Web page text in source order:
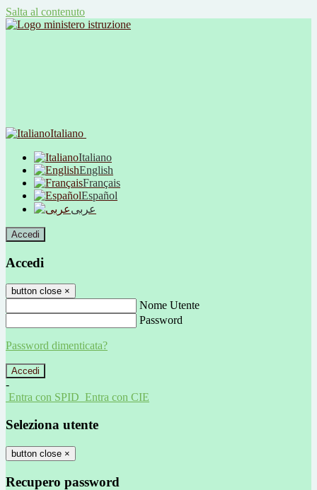
Salta al contenuto
Italiano
Italiano
English
Français
Español
عربى
Accedi
Accedi
button close ×
Nome Utente
Password
Password dimenticata?
-
Entra con SPID Entra con CIE
Seleziona utente
button close ×
Recupero password